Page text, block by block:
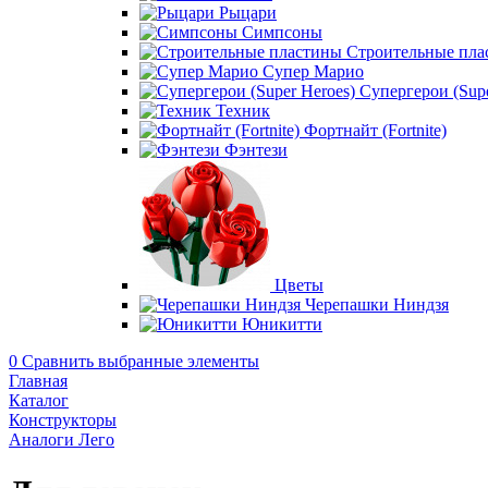
Рыцари
Симпсоны
Строительные
Супер Марио
Супергерои
Техник
Фортнайт (Fortnite)
Фэнтези
Цветы
Черепашки Ниндзя
Юникитти
0 Сравнить выбранные элементы
Главная
Каталог
Конструкторы
Аналоги Лего